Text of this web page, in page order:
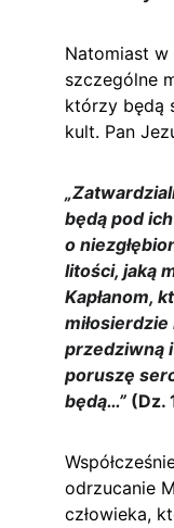
Natomiast w
szczególne
którzy będą
kult. Pan
będą pod
o
litości, jaką
Kapłanom,
przedziwną
poruszę
będą…” (Dz.
odrzucanie
człowieka,